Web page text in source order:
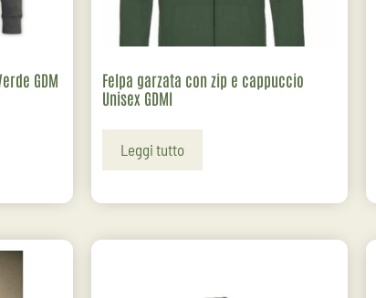
GDM
Felpa garzata con zip e cappuccio
Unisex GDMI
Leggi tutto